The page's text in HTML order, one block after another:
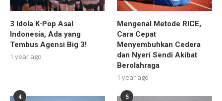
3 Idola K-Pop Asal
Indonesia, Ada yang
Tembus Agensi Big 3!
1 year ago
Mengenal Metode RICE,
Cara Cepat
Menyembuhkan Cedera
dan Nyeri Sendi Akibat
Berolahraga
1 year ago
4 5